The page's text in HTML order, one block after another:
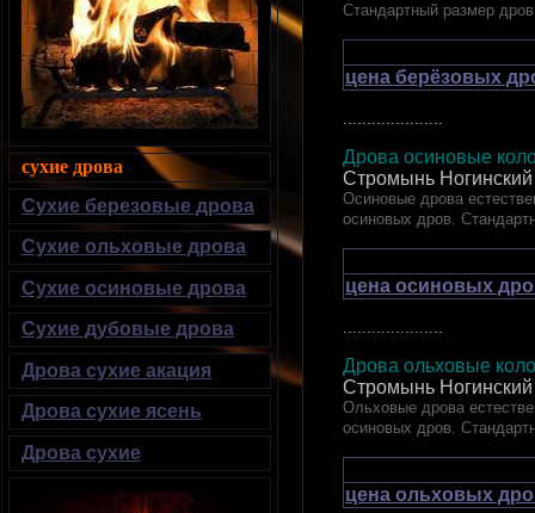
Стандартный размер дров
цена берёзовых
Дрова осиновые
Стромынь
Осиновые дрова
осиновых дров.
цена осиновых
Дрова ольховые
Стромынь
Ольховые дрова
осиновых дров.
цена ольховых
сухие дрова
Сухие березовые дрова
Сухие ольховые дрова
Сухие осиновые дрова
Сухие дубовые дрова
Дрова сухие акация
Дрова сухие ясень
Дрова сухие